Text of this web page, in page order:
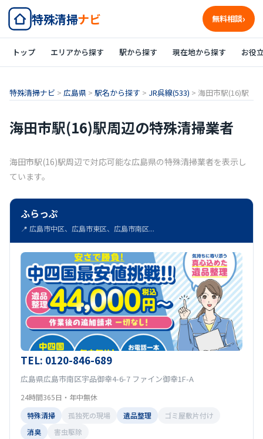
特殊清掃ナビ 無料相談
トップ エリアから探す 駅から探す 現在地から探す お役
特殊清掃ナビ > 広島県 > 駅名から探す > JR呉線(533) > 海田市駅(16)駅
海田市駅(16)駅周辺の特殊清掃業者
海田市駅(16)駅周辺で対応可能な広島県の特殊清掃業者を表示し
ています。
ふらっぷ
📍 広島市中区、広島市東区、広島市南区...
TEL: 0120-846-689
広島県広島市南区宇品御幸4-6-7 ファイン御幸1F-A
24時間365日・年中無休
特殊清掃
孤独死の現場 遺品整理
ゴミ屋敷片付け
消臭
害虫駆除